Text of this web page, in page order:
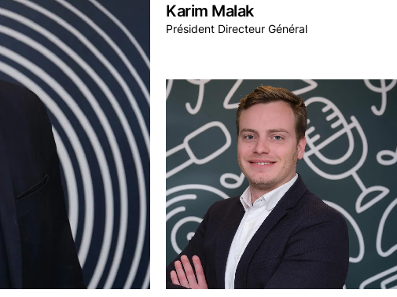
Karim Malak
Président Directeur Général